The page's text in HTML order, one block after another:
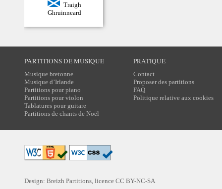
Traigh
Ghruinneard
PARTITIONS DE MUSIQUE
Musique bretonne
Musique d’Irlande
Partitions pour piano
Partitions pour violon
Tablatures pour guitare
Partitions de chants de Noël
PRATIQUE
Contact
Proposer des partitions
FAQ
Politique relative aux cookies
Design: Breizh Partitions, licence CC BY-NC-SA